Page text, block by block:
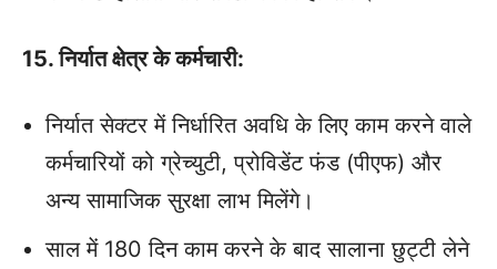
15. निर्यात क्षेत्र के कर्मचारी:
निर्यात सेक्टर में निर्धारित अवधि के लिए काम करने वाले
कर्मचारियों को ग्रेच्युटी, प्रोविडेंट फंड (पीएफ) और
अन्‍य सामाजिक सुरक्षा लाभ मिलेंगे।
साल में 180 दिन काम करने के बाद सालाना छुट्टी लेने